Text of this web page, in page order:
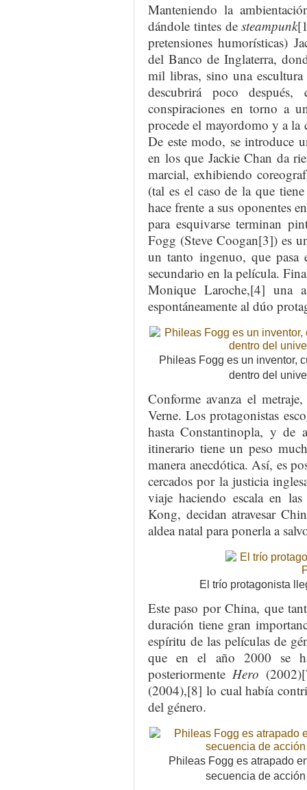
Manteniendo la
dándole tintes desteampunk
pretensiones humorísticas)
del Banco de Inglaterra,
mil libras, sino una
descubrirá poco
conspiraciones en torno a
procede el mayordomo y a la
De este modo, se introduce
en los que Jackie Chan da
marcial, exhibiendo
(tal es el caso de la que
hace frente a sus oponentes
para esquivarse terminan
Fogg (Steve Coogan[3]) es
un tanto ingenuo, que pasa
secundario en la película.
Monique Laroche,[4] una
espontáneamente al dúo
Phileas Fogg es un inventor,
dentro del
Conforme avanza el
Verne. Los protagonistas
hasta Constantinopla, y de
itinerario tiene un peso
manera anecdótica. Así, es
cercados por la justicia
viaje haciendo escala en
Kong, decidan atravesar
aldea natal para ponerla a
El trío protagonista
Este paso por China, que
duración tiene gran
espíritu de las películas de
que en el año 2000 se
posteriormenteHero
(2004),[8] lo cual había
del género.
Phileas Fogg es atrapado
secuencia de